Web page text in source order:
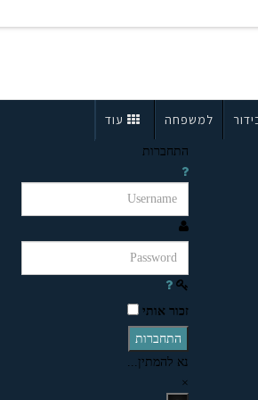
למשפחה עוד
התחברות
זכור אותי
התחברות
נא להמתין...
×